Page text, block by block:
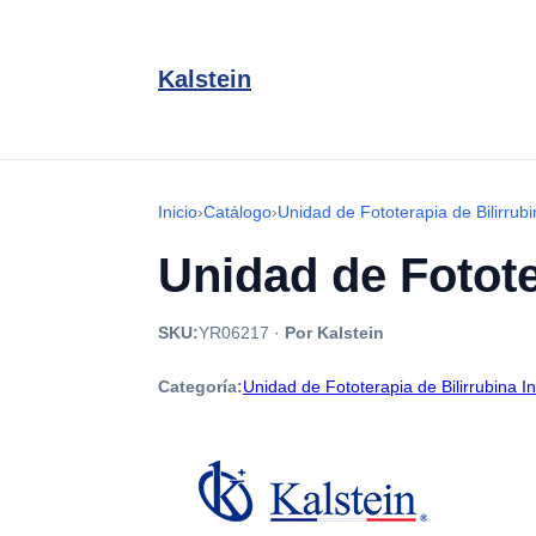
Kalstein
Inicio›Catálogo›Unidad de Fototerapia de
Unidad de
SKU:YR06217 · Por Kalstein
Categoría:Unidad de Fototerapia de Bilirrubina